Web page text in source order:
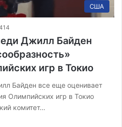
США
Джилл Байден
игр в Токио
Байден все еще оценивает
Олимпийских игр в Токио
комитет…